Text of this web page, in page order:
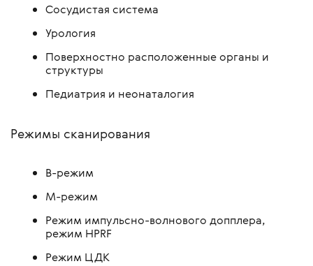
Сосудистая система
Урология
Поверхностно расположенные органы и
структуры
Педиатрия и неонаталогия
Режимы сканирования
В-режим
М-режим
Режим импульсно-волнового допплера,
режим HPRF
Режим ЦДК